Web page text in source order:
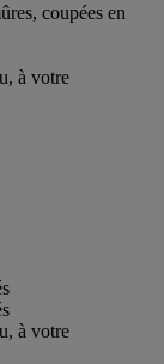
coupées en
à votre
à votre